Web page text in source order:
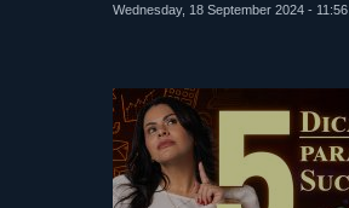
Wednesday, 18 September 2024 - 11:56